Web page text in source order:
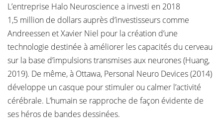
L’entreprise Halo Neuroscience a investi en 2018
1,5 million de dollars auprès d’investisseurs comme
Andreessen et Xavier Niel pour la création d’une
technologie destinée à améliorer les capacités du cerveau
sur la base d’impulsions transmises aux neurones (Huang,
2019). De même, à Ottawa, Personal Neuro Devices (2014)
développe un casque pour stimuler ou calmer l’activité
cérébrale. L’humain se rapproche de façon évidente de
ses héros de bandes dessinées.